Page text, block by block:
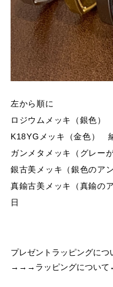
左から順に
ロジウムメッキ（銀色）
K18YGメッキ（金色）
ガンメタメッキ（グレー
銀古美メッキ（銀色のア
真鍮古美メッキ（真鍮の
日
プレゼントラッピングにつ
→→→ラッピングについ